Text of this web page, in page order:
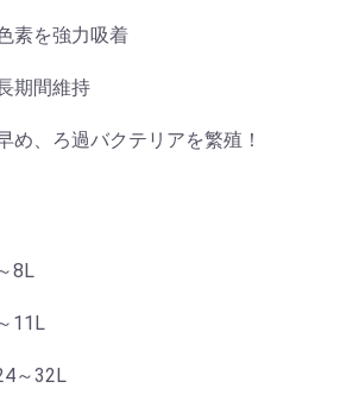
素を強力吸着
期間維持
め、ろ過バクテリアを繁殖！
8L
11L
～32L